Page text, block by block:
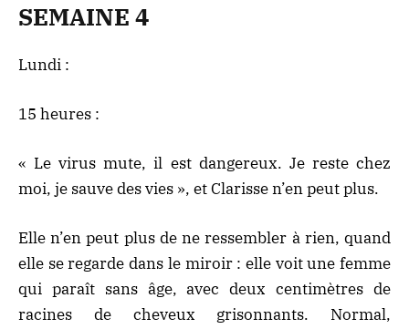
SEMAINE 4
Lundi :
15 heures :
« Le virus mute, il est dangereux. Je reste chez
moi, je sauve des vies », et Clarisse n’en peut plus.
Elle n’en peut plus de ne ressembler à rien, quand
elle se regarde dans le miroir : elle voit une femme
qui paraît sans âge, avec deux centimètres de
racines de cheveux grisonnants. Normal,